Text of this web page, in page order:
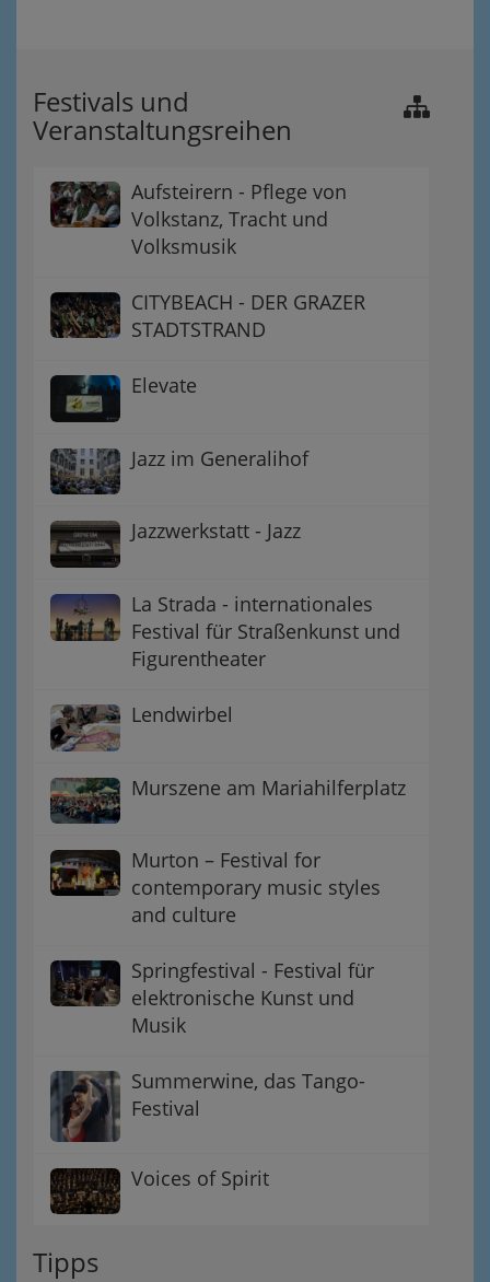
Festivals und
Veranstaltungsreihen
Aufsteirern - Pflege von
Volkstanz, Tracht und
Volksmusik
CITYBEACH - DER GRAZER
STADTSTRAND
Elevate
Jazz im Generalihof
Jazzwerkstatt - Jazz
La Strada - internationales
Festival für Straßenkunst und
Figurentheater
Lendwirbel
Murszene am Mariahilferplatz
Murton – Festival for
contemporary music styles
and culture
Springfestival - Festival für
elektronische Kunst und
Musik
Summerwine, das Tango-
Festival
Voices of Spirit
Tipps